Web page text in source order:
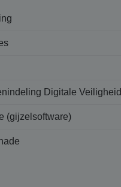
Digitale Veiligheid
(gijzelsoftware)